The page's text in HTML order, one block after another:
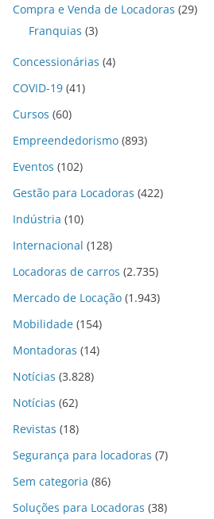
Compra e Venda de Locadoras (29)
Franquias (3)
Concessionárias (4)
COVID-19 (41)
Cursos (60)
Empreendedorismo (893)
Eventos (102)
Gestão para Locadoras (422)
Indústria (10)
Internacional (128)
Locadoras de carros (2.735)
Mercado de Locação (1.943)
Mobilidade (154)
Montadoras (14)
Notícias (3.828)
Notícias (62)
Revistas (18)
Segurança para locadoras (7)
Sem categoria (86)
Soluções para Locadoras (38)